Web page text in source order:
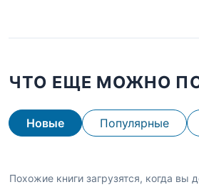
ЧТО ЕЩЕ МОЖНО
Новые Популярные
Похожие книги загрузятся, когда вы